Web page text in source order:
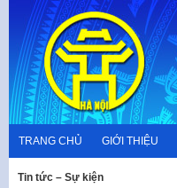
content
TRANG CHỦ GIỚI THIỆU
Tin tức – Sự kiện